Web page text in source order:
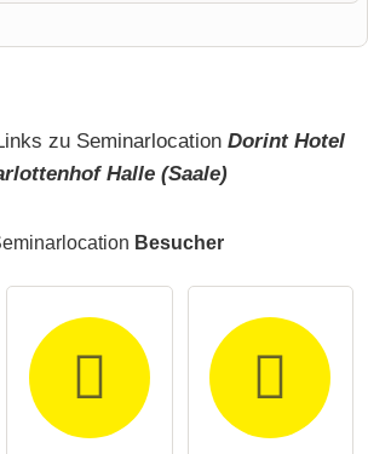
zu Seminarlocation Dorint Hotel
Halle (Saale)
Besucher